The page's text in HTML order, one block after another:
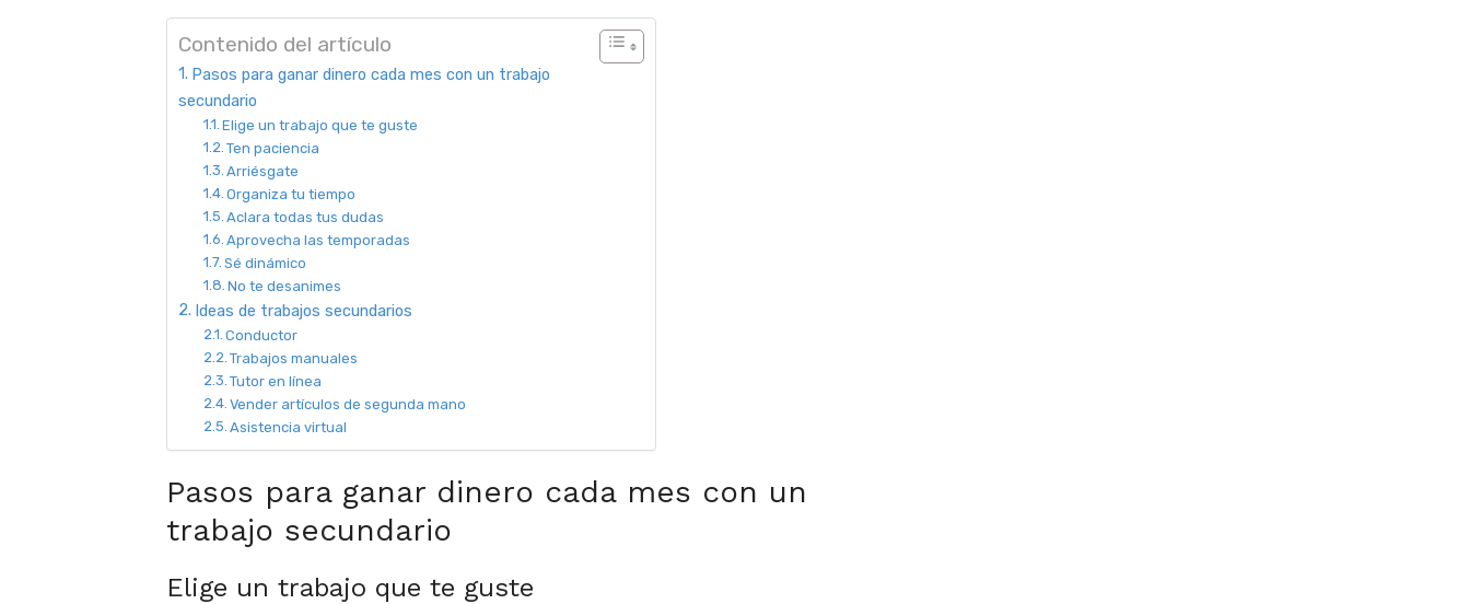
Contenido del artículo
Pasos para ganar dinero cada mes con un trabajo
secundario
Elige un trabajo que te guste
Ten paciencia
Arriésgate
Organiza tu tiempo
Aclara todas tus dudas
Aprovecha las temporadas
Sé dinámico
No te desanimes
Ideas de trabajos secundarios
Conductor
Trabajos manuales
Tutor en línea
Vender artículos de segunda mano
Asistencia virtual
Pasos para ganar dinero cada mes con un
trabajo secundario
Elige un trabajo que te guste